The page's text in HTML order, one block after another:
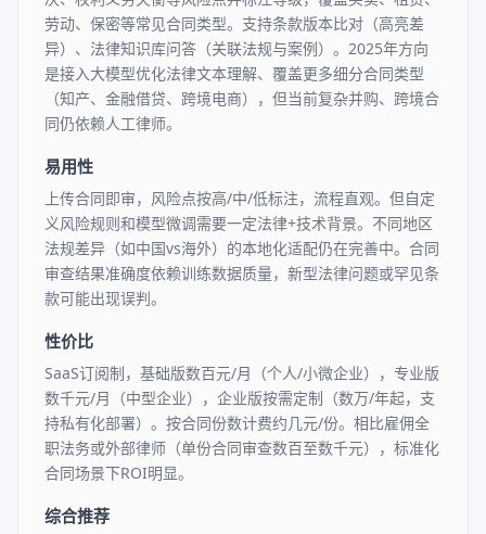
劳动、保密等常见合同类型。支持条款版本比对（高亮差
异）、法律知识库问答（关联法规与案例）。2025年方向
是接入大模型优化法律文本理解、覆盖更多细分合同类型
（知产、金融借贷、跨境电商），但当前复杂并购、跨境合
同仍依赖人工律师。
易用性
上传合同即审，风险点按高/中/低标注，流程直观。但自定
义风险规则和模型微调需要一定法律+技术背景。不同地区
法规差异（如中国vs海外）的本地化适配仍在完善中。合同
审查结果准确度依赖训练数据质量，新型法律问题或罕见条
款可能出现误判。
性价比
SaaS订阅制，基础版数百元/月（个人/小微企业），专业版
数千元/月（中型企业），企业版按需定制（数万/年起，支
持私有化部署）。按合同份数计费约几元/份。相比雇佣全
职法务或外部律师（单份合同审查数百至数千元），标准化
合同场景下ROI明显。
综合推荐